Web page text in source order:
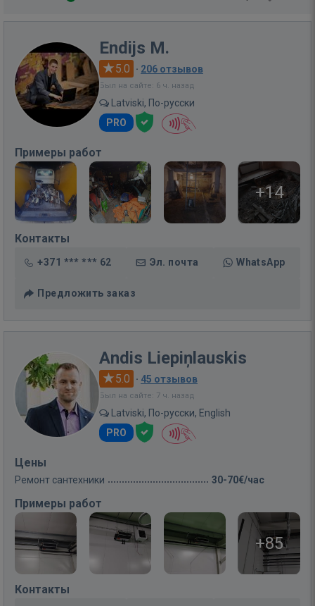
Endijs M.
5.0 · 206 отзывов
Был на сайте: 6 ч. назад
Latviski, По-русски
PRO
Примеры работ
+14
Контакты
+371 *** *** 62 Эл. почта WhatsApp
Предложить заказ
Andis Liepiņlauskis
5.0 · 45 отзывов
Был на сайте: 7 ч. назад
Latviski, По-русски, English
PRO
Цены
Ремонт сантехники 30-70€/час
Примеры работ
+85
Контакты